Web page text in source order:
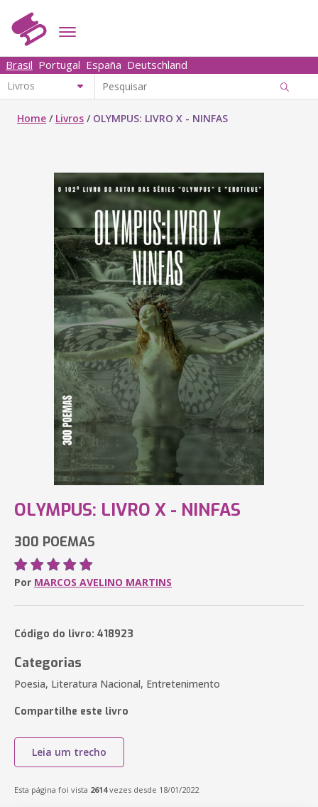
Brasil Portugal España Deutschland
Home / Livros / OLYMPUS: LIVRO X - NINFAS
OLYMPUS: LIVRO X - NINFAS
300 POEMAS
Por MARCOS AVELINO MARTINS
Código do livro: 418923
Categorias
Poesia, Literatura Nacional, Entretenimento
Compartilhe este livro
Leia um trecho
Esta página foi vista 2614vezes desde 18/01/2022